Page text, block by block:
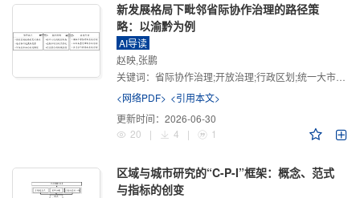
新发展格局下毗邻省际协作治理的路径策
略：以渝黔为例
AI导读
赵映,张鹏
关键词： 省际协作治理;开放治理;行政区划;统一大市场;新发展格局
<网络PDF> <引用本文>
更新时间： 2026-06-30
20
| 4 | 1
区域与城市研究的“C-P-I”框架：概念、范式
与指标的创变